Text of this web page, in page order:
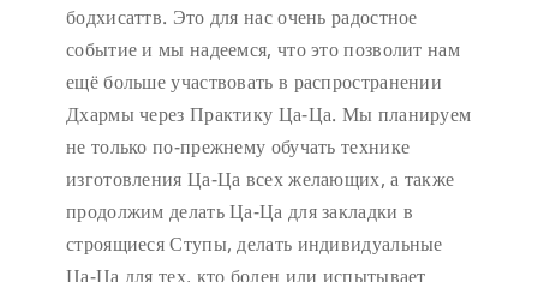
бодхисаттв. Это для нас очень радостное
событие и мы надеемся, что это позволит нам
ещё больше участвовать в распространении
Дхармы через Практику Ца-Ца. Мы планируем
не только по-прежнему обучать технике
изготовления Ца-Ца всех желающих, а также
продолжим делать Ца-Ца для закладки в
строящиеся Ступы, делать индивидуальные
Ца-Ца для тех, кто болен или испытывает